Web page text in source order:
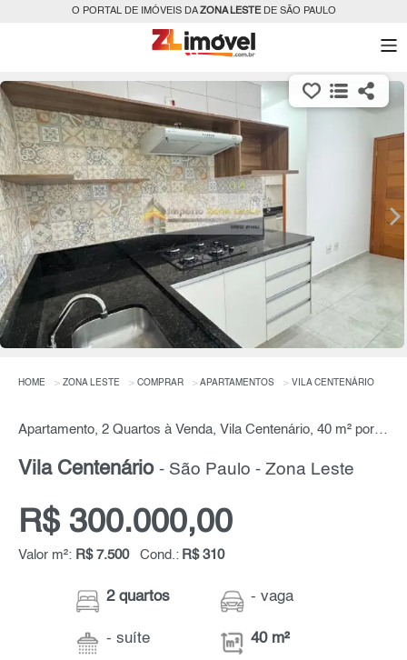
O PORTAL DE IMÓVEIS DAZONA LESTEDE SÃO PAULO
HOME ZONA LESTE COMPRAR APARTAMENTOS VILA CENTENÁRIO
Apartamento, 2 Quartos à Venda, Vila Centenário, 40 m² por R$ 300.000,00
Vila Centenário - São Paulo - Zona Leste
R$ 300.000,00
Valor m²: R$ 7.500 Cond.: R$ 310
2 quartos
- suíte
- vaga
40 m²